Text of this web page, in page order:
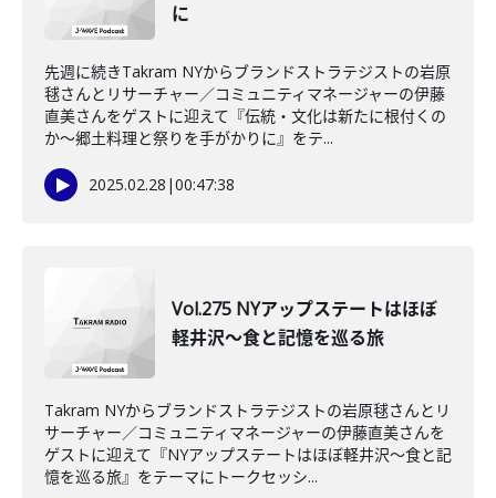
に
先週に続きTakram NYからブランドストラテジストの岩原
毬さんとリサーチャー／コミュニティマネージャーの伊藤
直美さんをゲストに迎えて『伝統・文化は新たに根付くの
か～郷土料理と祭りを手がかりに』をテ...
2025.02.28 |00:47:38
Vol.275 NYアップステートはほぼ
軽井沢～食と記憶を巡る旅
Takram NYからブランドストラテジストの岩原毬さんとリ
サーチャー／コミュニティマネージャーの伊藤直美さんを
ゲストに迎えて『NYアップステートはほぼ軽井沢～食と記
憶を巡る旅』をテーマにトークセッシ...